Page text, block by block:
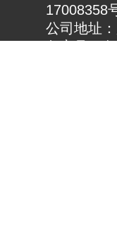
17008358
公司地址